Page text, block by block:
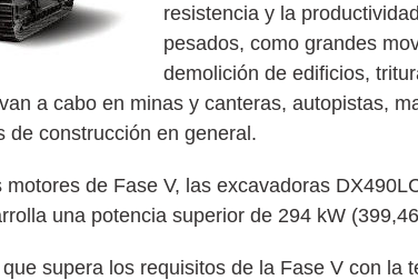
resistencia y la
pesados, como grandes
demolición de edificios,
a cabo en minas y canteras, autopistas,
de construcción en general.
de Fase V, las excavadoras
una potencia superior de 294 kW
supera los requisitos de la Fase V con la